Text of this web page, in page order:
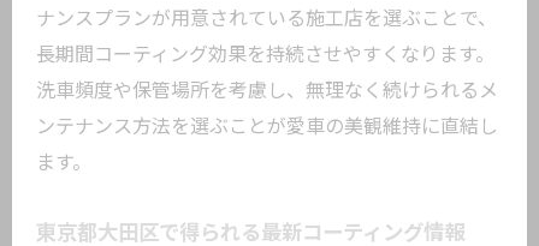
ナンスプランが用意されている施工店を選ぶことで、
長期間コーティング効果を持続させやすくなります。
洗車頻度や保管場所を考慮し、無理なく続けられるメ
ンテナンス方法を選ぶことが愛車の美観維持に直結し
ます。
東京都大田区で得られる最新コーティング情報